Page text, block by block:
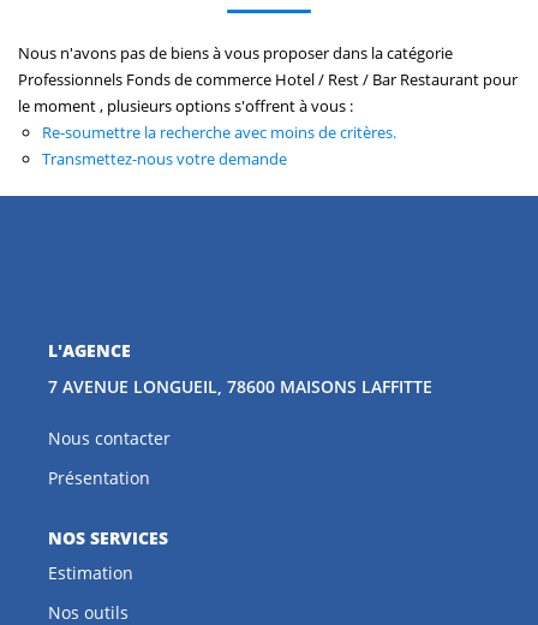
Nos Actualités
RECRUTEMENT
Créer une alerte
Nous n'avons pas de biens à vous proposer dans la catégorie
Professionnels Fonds de commerce Hotel / Rest / Bar Restaurant pour
le moment , plusieurs options s'offrent à vous :
Re-soumettre la recherche avec moins de critères.
Transmettez-nous votre demande
L'AGENCE
7 AVENUE LONGUEIL, 78600 MAISONS LAFFITTE
Nous contacter
Présentation
NOS SERVICES
Estimation
Nos outils